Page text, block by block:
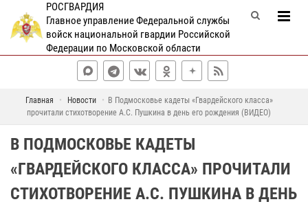
РОСГВАРДИЯ
Главное управление Федеральной службы
войск национальной гвардии Российской
Федерации по Московской области
Главная Новости
В Подмосковье кадеты «Гвардейского класса»
прочитали стихотворение А.С. Пушкина в день его рождения (ВИДЕО)
В ПОДМОСКОВЬЕ КАДЕТЫ
«ГВАРДЕЙСКОГО КЛАССА» ПРОЧИТАЛИ
СТИХОТВОРЕНИЕ А.С. ПУШКИНА В ДЕНЬ